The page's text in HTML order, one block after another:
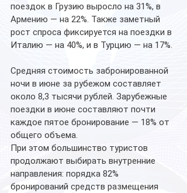
поездок в Грузию выросло на 31%, в
Армению — на 22%. Также заметный
рост спроса фиксируется на поездки в
Италию — на 40%, и в Турцию — на 17%.
Средняя стоимость забронированной
ночи в июне за рубежом составляет
около 8,3 тысячи рублей. Зарубежные
поездки в июне составляют почти
каждое пятое бронирование — 18% от
общего объема.
При этом большинство туристов
продолжают выбирать внутренние
направления: порядка 82%
бронирований средств размещения